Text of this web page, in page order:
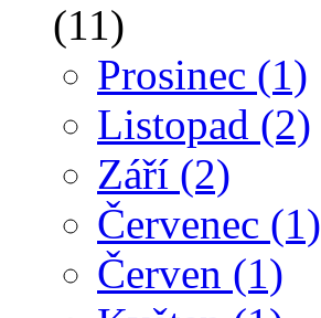
(11)
Prosinec (1)
Listopad (2)
Září (2)
Červenec (1)
Červen (1)